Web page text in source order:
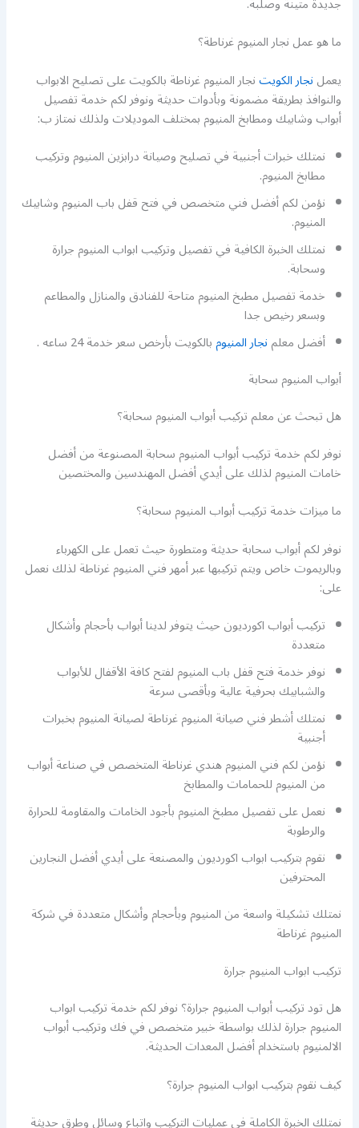
ما هو عمل نجار المنيوم غرناطة؟
يعملنجار الكويتنجار المنيوم غرناطة بالكويت على تصليح الابواب
والنوافذ بطريقة مضمونة وبأدوات حديثة ونوفر لكم خدمة تفصيل
أبواب وشابيك ومطابخ المنيوم بمختلف الموديلات ولذلك نمتاز ب:
نمتلك خبرات أجنبية في تصليح وصيانة درابزين المنيوم وتركيب
مطابخ المنيوم.
نؤمن لكم أفضل فني متخصص في فتح قفل باب المنيوم وشابيك
المنيوم.
نمتلك الخبرة الكافية في تفصيل وتركيب ابواب المنيوم جرارة
وسحابة.
خدمة تفصيل مطبخ المنيوم متاحة للفنادق والمنازل والمطاعم
وبسعر رخيص جدا
أفضل معلمنجار المنيومبالكويت بأرخص سعر خدمة 24 ساعه .
أبواب المنيوم سحابة
هل تبحث عن معلم تركيب أبواب المنيوم سحابة؟
نوفر لكم خدمة تركيب أبواب المنيوم سحابة المصنوعة من أفضل
خامات المنيوم لذلك على أيدي أفضل المهندسين والمختصين
ما ميزات خدمة تركيب أبواب المنيوم سحابة؟
نوفر لكم أبواب سحابة حديثة ومتطورة حيث تعمل على الكهرباء
وبالريموت خاص ويتم تركيبها عبر أمهر فني المنيوم غرناطة لذلك نعمل
على:
تركيب أبواب اكورديون حيث يتوفر لدينا أبواب بأحجام وأشكال
متعددة
نوفر خدمة فتح قفل باب المنيوم لفتح كافة الأقفال للأبواب
والشبابيك بحرفية عالية وبأقصى سرعة
نمتلك أشطر فني صيانة المنيوم غرناطة لصيانة المنيوم بخبرات
أجنبية
نؤمن لكم فني المنيوم هندي غرناطة المتخصص في صناعة أبواب
من المنيوم للحمامات والمطابخ
نعمل على تفصيل مطبخ المنيوم بأجود الخامات والمقاومة للحرارة
والرطوبة
نقوم بتركيب ابواب اكورديون والمصنعة على أيدي أفضل النجارين
المحترفين
نمتلك تشكيلة واسعة من المنيوم وبأحجام وأشكال متعددة في شركة
المنيوم غرناطة
تركيب ابواب المنيوم جرارة
هل تود تركيب أبواب المنيوم جرارة؟ نوفر لكم خدمة تركيب ابواب
المنيوم جرارة لذلك بواسطة خبير متخصص في فك وتركيب أبواب
الالمنيوم باستخدام أفضل المعدات الحديثة.
كيف نقوم بتركيب ابواب المنيوم جرارة؟
نمتلك الخبرة الكاملة في عمليات التركيب واتباع وسائل وطرق حديثة